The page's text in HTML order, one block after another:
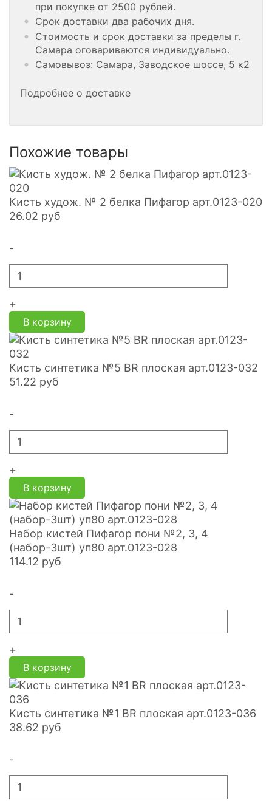
при покупке от 2500 рублей.
Срок доставки два рабочих дня.
Стоимость и срок доставки за пределы г.
Самара оговариваются индивидуально.
Самовывоз: Самара, Заводское шоссе, 5 к2
Подробнее о доставке
Похожие товары
Кисть худож. № 2 белка Пифагор арт.0123-020
26.02 руб
-
+
В корзину
Кисть синтетика №5 BR плоская арт.0123-032
51.22 руб
-
+
В корзину
Набор кистей Пифагор пони №2, 3, 4
(набор-3шт) уп80 арт.0123-028
114.12 руб
-
+
В корзину
Кисть синтетика №1 BR плоская арт.0123-036
38.62 руб
-